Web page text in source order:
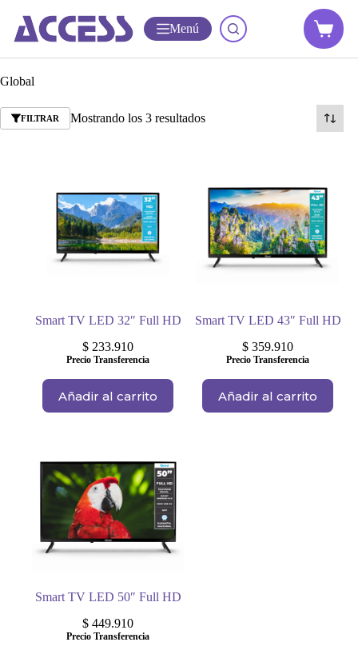
Menú
Global
FILTRAR Mostrando los 3 resultados
Smart TV LED 32″ Full HD
$ 233.910
Precio Transferencia
Añadir al carrito
Smart TV LED 43″ Full HD
$ 359.910
Precio Transferencia
Añadir al carrito
Smart TV LED 50″ Full HD
$ 449.910
Precio Transferencia